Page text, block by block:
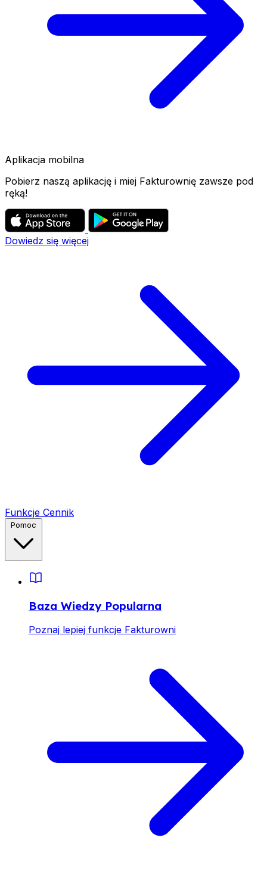
Aplikacja mobilna
Pobierz naszą aplikację i miej Fakturownię zawsze pod
ręką!
Dowiedz się więcej
Funkcje Cennik
Baza Wiedzy Popularna
Poznaj lepiej funkcje Fakturowni